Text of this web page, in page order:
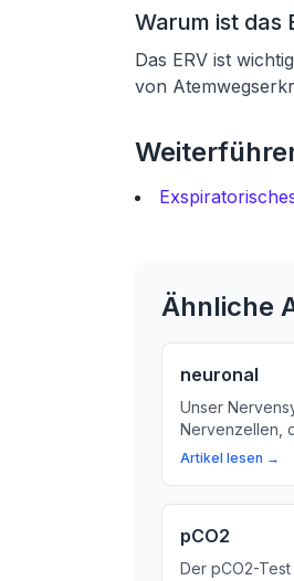
Warum ist das
Das ERV ist
von
Ähnliche
neuronal
Unser
Nervenzellen,
und speichern.
Artikel lesen →
pCO2
Der pCO2-